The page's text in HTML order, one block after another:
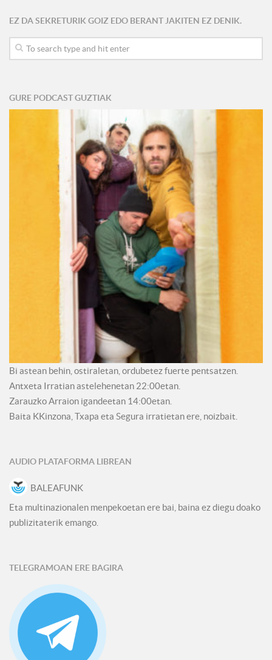
EZ DA SEKRETURIK GOIZ EDO BERANT JAKITEN EZ DENIK.
GURE PODCAST GUZTIAK
Bi astean behin, ostiraletan, ordubetez fuerte pentsatzen.
Antxeta Irratian astelehenetan 22:00etan.
Zarauzko Arraion igandeetan 14:00etan.
Baita KKinzona, Txapa eta Segura irratietan ere, noizbait.
AUDIO PLATAFORMA LIBREAN
BALEAFUNK
Eta multinazionalen menpekoetan ere bai, baina ez diegu doako
publizitaterik emango.
TELEGRAMOAN ERE BAGIRA